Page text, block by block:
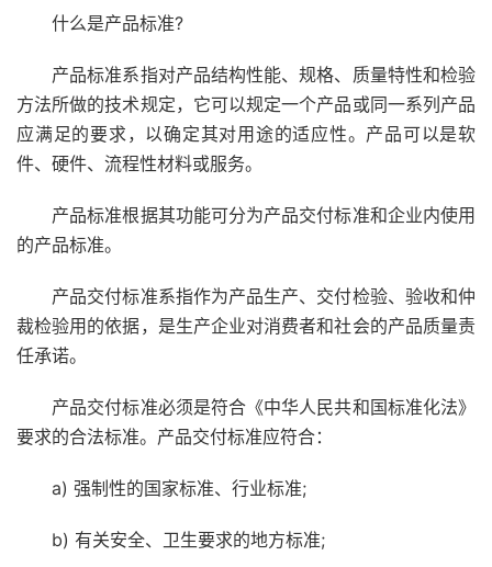
什么是产品标准?
产品标准系指对产品结构性能、规格、质量特性和检验
方法所做的技术规定，它可以规定一个产品或同一系列产品
应满足的要求，以确定其对用途的适应性。产品可以是软
件、硬件、流程性材料或服务。
产品标准根据其功能可分为产品交付标准和企业内使用
的产品标准。
产品交付标准系指作为产品生产、交付检验、验收和仲
裁检验用的依据，是生产企业对消费者和社会的产品质量责
任承诺。
产品交付标准必须是符合《中华人民共和国标准化法》
要求的合法标准。产品交付标准应符合：
a) 强制性的国家标准、行业标准;
b) 有关安全、卫生要求的地方标准;